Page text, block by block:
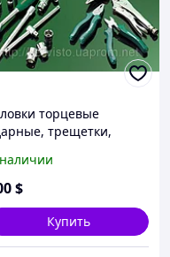
торцевые
трещетки,
$
Купить